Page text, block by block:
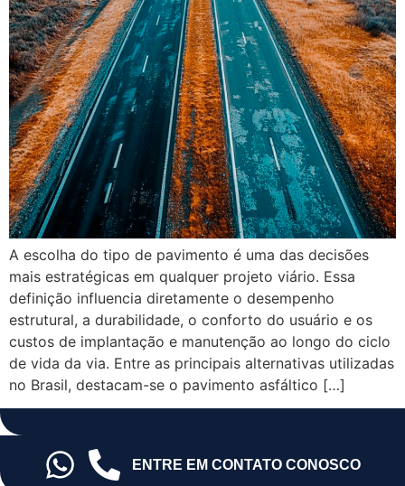
A escolha do tipo de pavimento é uma das decisões
mais estratégicas em qualquer projeto viário. Essa
definição influencia diretamente o desempenho
estrutural, a durabilidade, o conforto do usuário e os
custos de implantação e manutenção ao longo do ciclo
de vida da via. Entre as principais alternativas utilizadas
no Brasil, destacam-se o pavimento asfáltico […]
ENTRE EM CONTATO CONOSCO